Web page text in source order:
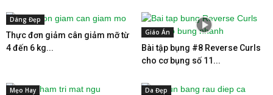
Dáng Đẹp
Thực đơn giảm cân giảm mỡ từ
4 đến 6 kg...
Giáo Án
Bài tập bụng #8 Reverse Curls
cho cơ bụng số 11...
Mẹo Hay Da Đẹp